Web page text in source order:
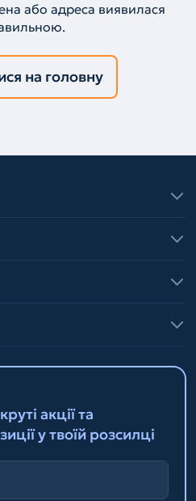
або адреса виявилася
на головну
акції та
у твоїй розсилці